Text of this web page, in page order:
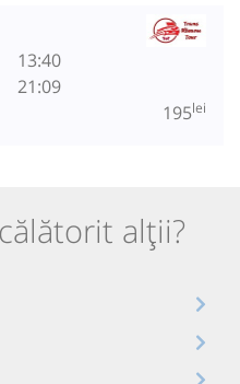
13:40
21:09
195lei
alții?